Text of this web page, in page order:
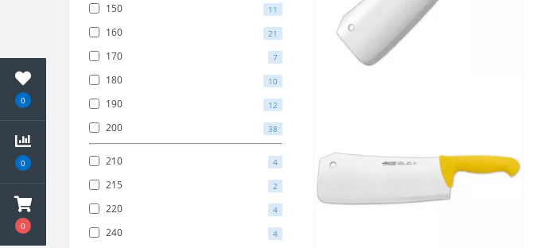
0
0
0
150 11
160 21
170 7
180 10
190 12
200 38
210 4
215 2
220 4
240 4